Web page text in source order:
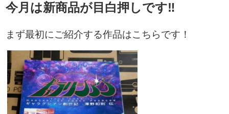
今月は新商品が目白押しです‼︎
まず最初にご紹介する作品はこちらです！